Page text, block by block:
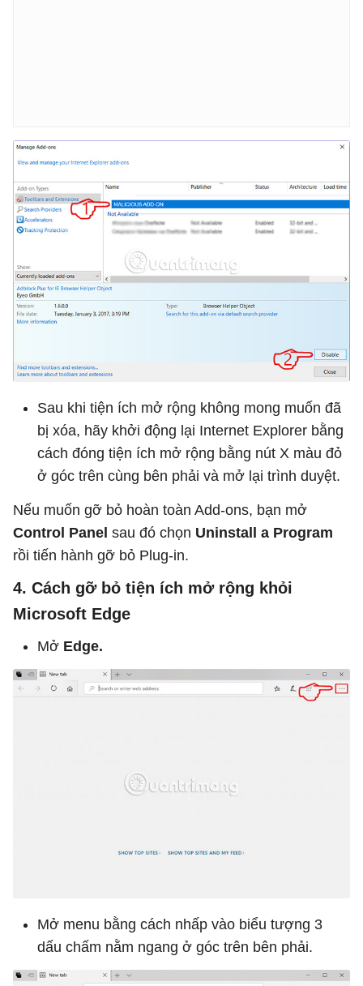
Sau khi tiện ích mở rộng không mong muốn đã
bị xóa, hãy khởi động lại Internet Explorer bằng
cách đóng tiện ích mở rộng bằng nút X màu đỏ
ở góc trên cùng bên phải và mở lại trình duyệt.
Nếu muốn gỡ bỏ hoàn toàn Add-ons, bạn mở
Control Panel sau đó chọn Uninstall a Program
rồi tiến hành gỡ bỏ Plug-in.
4. Cách gỡ bỏ tiện ích mở rộng khỏi
Microsoft Edge
Mở Edge.
Mở menu bằng cách nhấp vào biểu tượng 3
dấu chấm nằm ngang ở góc trên bên phải.